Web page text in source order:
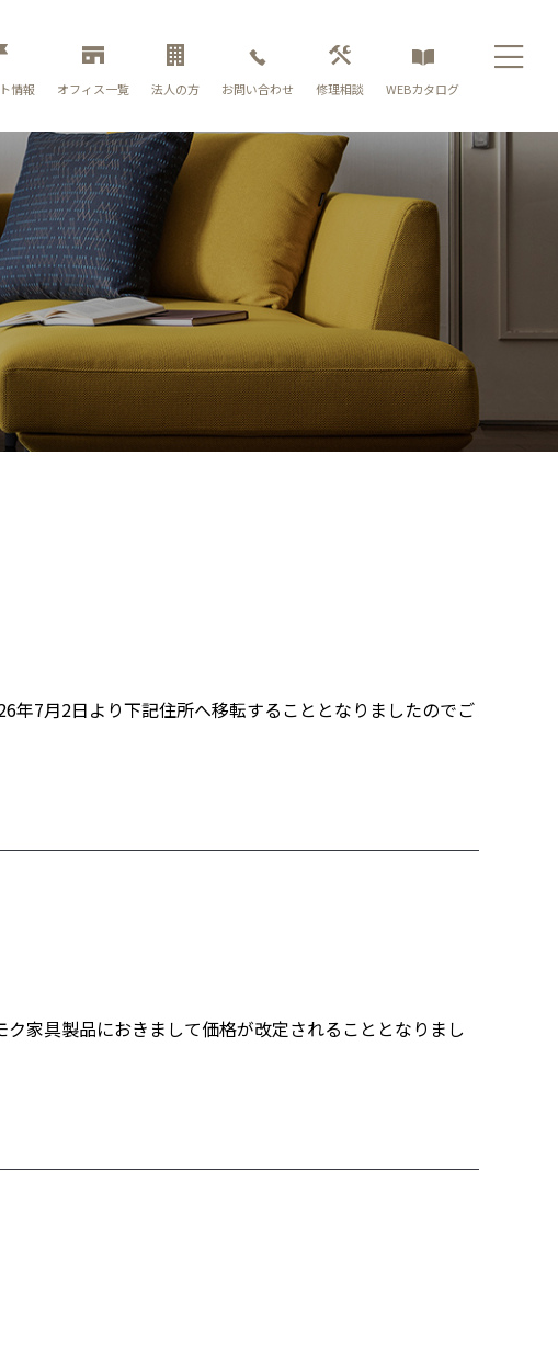
情報 オフィス一覧 法人の方 お問い合わせ 修理相談 WEBカタログ
年7月2日より下記住所へ移転することとなりましたのでご
家具製品におきまして価格が改定されることとなりまし